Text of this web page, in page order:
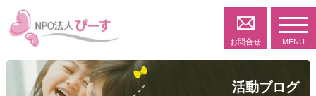
お問合せ MENU
活動ブログ